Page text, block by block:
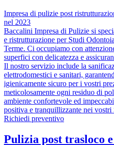
Impresa di pulizie post
nel 2023
Baccalini Impresa di Pulizie si
e ristrutturazione per Studi
Terme. Ci occupiamo con
superfici con delicatezza e
Il nostro servizio include la
elettrodomestici e sanitari,
igienicamente sicuro per i vostri
meticolosamente ogni residuo di
ambiente confortevole ed
positiva e tranquillizzante nei
Richiedi preventivo
Pulizia post trasloco